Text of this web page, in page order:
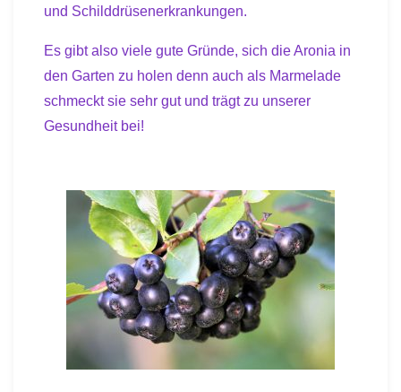
und Schilddrüsenerkrankungen.
Es gibt also viele gute Gründe, sich die Aronia in
den Garten zu holen denn auch als Marmelade
schmeckt sie sehr gut und trägt zu unserer
Gesundheit bei!